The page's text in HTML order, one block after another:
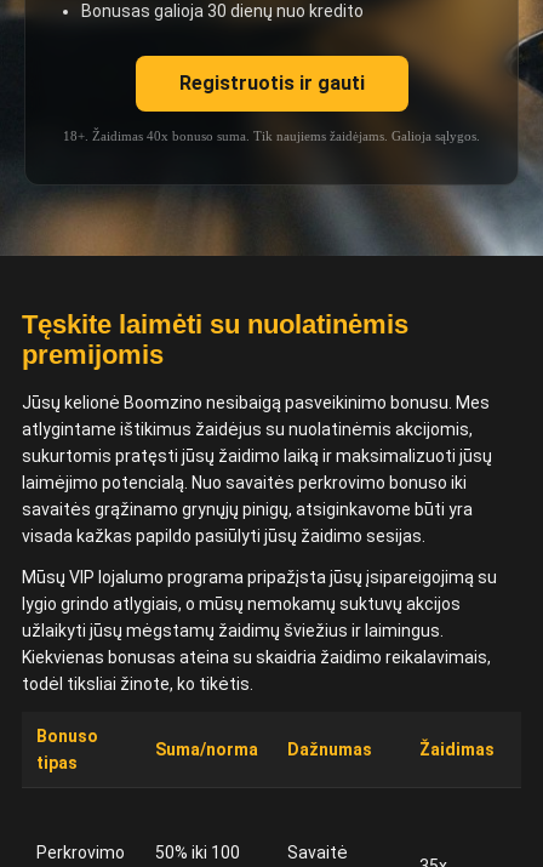
Bonusas galioja 30 dienų nuo kredito
Registruotis ir gauti
18+. Žaidimas 40x bonuso suma. Tik naujiems žaidėjams. Galioja sąlygos.
Tęskite laimėti su nuolatinėmis
premijomis
Jūsų kelionė Boomzino nesibaigą pasveikinimo bonusu. Mes
atlygintame ištikimus žaidėjus su nuolatinėmis akcijomis,
sukurtomis pratęsti jūsų žaidimo laiką ir maksimalizuoti jūsų
laimėjimo potencialą. Nuo savaitės perkrovimo bonuso iki
savaitės grąžinamo grynųjų pinigų, atsiginkavome būti yra
visada kažkas papildo pasiūlyti jūsų žaidimo sesijas.
Mūsų VIP lojalumo programa pripažįsta jūsų įsipareigojimą su
lygio grindo atlygiais, o mūsų nemokamų suktuvų akcijos
užlaikyti jūsų mėgstamų žaidimų šviežius ir laimingus.
Kiekvienas bonusas ateina su skaidria žaidimo reikalavimais,
todėl tiksliai žinote, ko tikėtis.
Bonuso
tipas
Suma/norma Dažnumas Žaidimas
Perkrovimo 50% iki 100 Savaitė